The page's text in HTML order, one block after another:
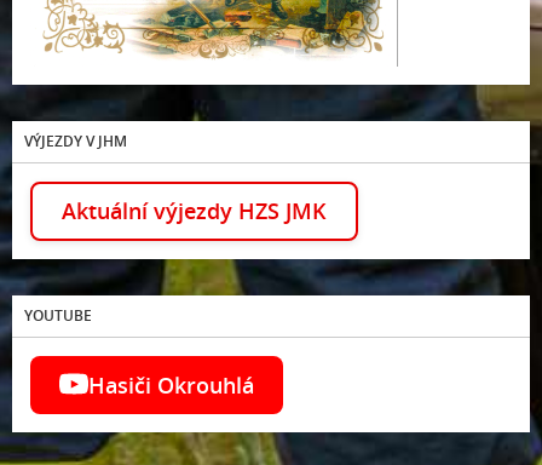
VÝJEZDY V JHM
Aktuální výjezdy HZS JMK
YOUTUBE
Hasiči Okrouhlá